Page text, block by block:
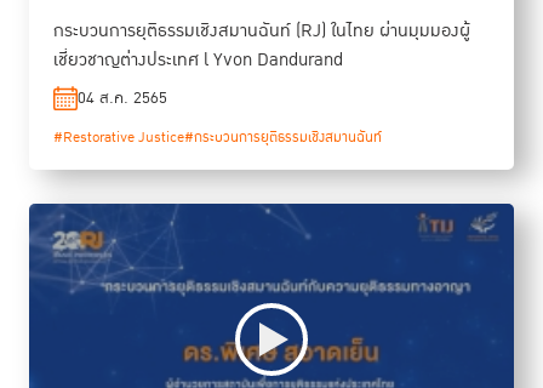
กระบวนการยุติธรรมเชิงสมานฉันท์ (RJ) ในไทย ผ่านมุมมองผู้
เชี่ยวชาญต่างประเทศ l Yvon Dandurand
04 ส.ค. 2565
#Restorative Justice#กระบวนการยุติธรรมเชิงสมานฉันท์